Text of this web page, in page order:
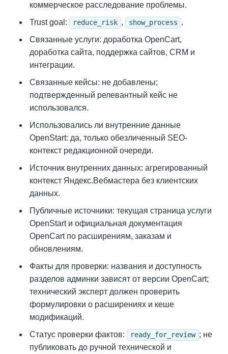
коммерческое расследование проблемы.
Trust goal:
reduce_risk , show_process .
Связанные услуги: доработка OpenCart,
доработка сайта, поддержка сайтов, CRM и
интеграции.
Связанные кейсы: не добавлены;
подтвержденный релевантный кейс не
использовался.
Использовались ли внутренние данные
OpenStart: да, только обезличенный SEO-
контекст редакционной очереди.
Источник внутренних данных: агрегированный
контекст Яндекс.Вебмастера без клиентских
данных.
Публичные источники: текущая страница услуги
OpenStart и официальная документация
OpenCart по расширениям, заказам и
обновлениям.
Факты для проверки: названия и доступность
разделов админки зависят от версии OpenCart;
технический эксперт должен проверить
формулировки о расширениях и кеше
модификаций.
Статус проверки фактов:
ready_for_review ; не
публиковать до ручной технической и